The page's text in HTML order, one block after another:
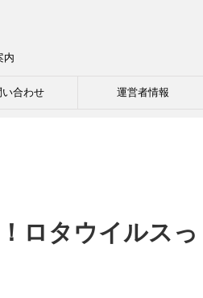
内
い合わせ 運営者情報
ロタウイルスっ